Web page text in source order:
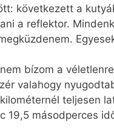
következett a
a reflektor.
bízom a
valahogy
teljesen
19,5 másodperces